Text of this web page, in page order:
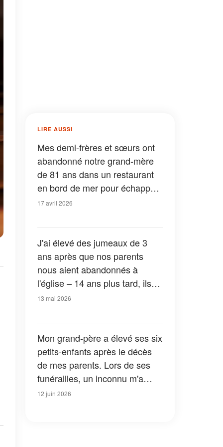
LIRE AUSSI
Mes demi-frères et sœurs ont
abandonné notre grand-mère
de 81 ans dans un restaurant
en bord de mer pour échapper
à une addition de 412 dollars –
17 avril 2026
J'ai élevé des jumeaux de 3
ans après que nos parents
nous aient abandonnés à
l'église – 14 ans plus tard, ils
sont revenus et m'ont fait une
13 mai 2026
Mon grand-père a élevé ses six
petits-enfants après le décès
de mes parents. Lors de ses
funérailles, un inconnu m'a
glissé un mot et m'a murmuré :
12 juin 2026